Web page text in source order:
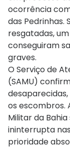
ocorrência
das Pedrinhas.
resgatadas,
conseguiram
graves.
O Serviço de
(SAMU)
os escombros.
Militar da
ininterrupta
prioridade